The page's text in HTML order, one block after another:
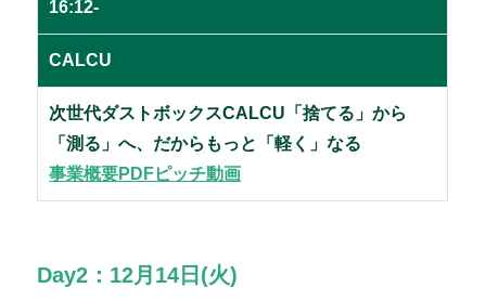
16:12-
CALCU
次世代ダストボックスCALCU「捨てる」から
「測る」へ、だからもっと「軽く」なる
事業概要PDFピッチ動画
Day2：12月14日(火)